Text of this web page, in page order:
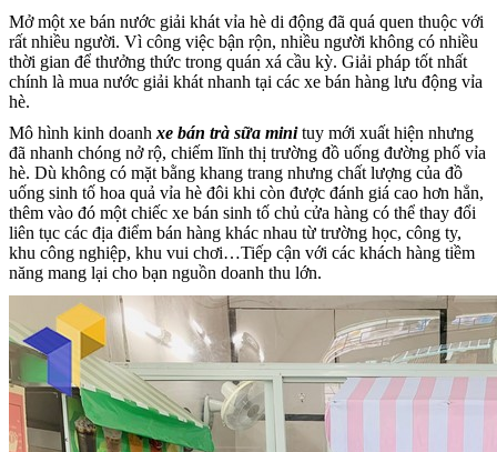
Mở một xe bán nước giải khát vỉa hè di động đã quá quen thuộc với
rất nhiều người. Vì công việc bận rộn, nhiều người không có nhiều
thời gian để thưởng thức trong quán xá cầu kỳ. Giải pháp tốt nhất
chính là mua nước giải khát nhanh tại các xe bán hàng lưu động vỉa
hè.
Mô hình kinh doanh xe bán trà sữa minituy mới xuất hiện nhưng
đã nhanh chóng nở rộ, chiếm lĩnh thị trường đồ uống đường phố vỉa
hè. Dù không có mặt bằng khang trang nhưng chất lượng của đồ
uống sinh tố hoa quả vỉa hè đôi khi còn được đánh giá cao hơn hẳn,
thêm vào đó một chiếc xe bán sinh tố chủ cửa hàng có thể thay đổi
liên tục các địa điểm bán hàng khác nhau từ trường học, công ty,
khu công nghiệp, khu vui chơi…Tiếp cận với các khách hàng tiềm
năng mang lại cho bạn nguồn doanh thu lớn.